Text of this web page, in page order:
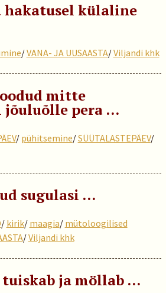
hakatusel külaline
/VANA- JA UUSAASTA/Viljandi khk
mitte
jõuluõlle pera …
/ pühitsemine/SÜÜTALASTEPÄEV/
sugulasi …
/ kirik/ maagia/ mütoloogilised
/Viljandi khk
ja möllab …